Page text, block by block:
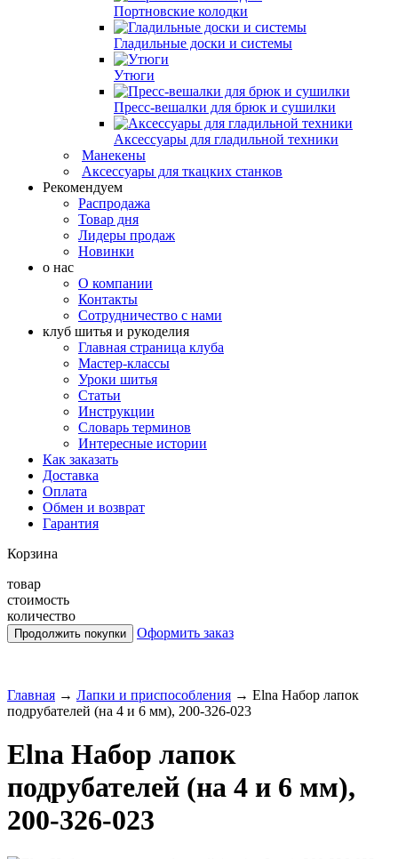
Портновские колодки
Гладильные доски и системы
Утюги
Пресс-вешалки для брюк и сушилки
Аксессуары для гладильной техники
Манекены
Аксессуары для ткацких станков
Рекомендуем
Распродажа
Товар дня
Лидеры продаж
Новинки
о нас
О компании
Контакты
Сотрудничество с нами
клуб шитья и рукоделия
Главная страница клуба
Мастер-классы
Уроки шитья
Статьи
Инструкции
Словарь терминов
Интересные истории
Как заказать
Доставка
Оплата
Обмен и возврат
Гарантия
Корзина
товар
стоимость
количество
Оформить заказ
Главная → Лапки и приспособления → Elna Набор лапок
подрубателей (на 4 и 6 мм), 200-326-023
Elna Набор лапок
подрубателей (на 4 и 6 мм),
200-326-023